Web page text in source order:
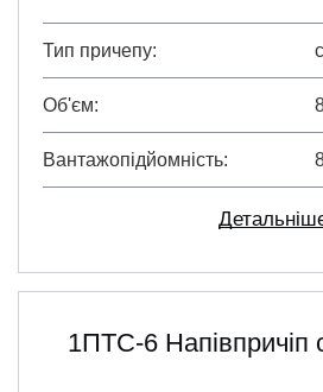
Тип причепу
Об'єм
Вантажопідйомність
1ПТС-6 Напівпричіп